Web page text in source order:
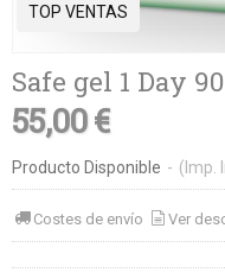
TOP VENTAS
Safe gel 1 Day
55,00 €
Producto Disponible - (Imp.
Costes de envío Ver